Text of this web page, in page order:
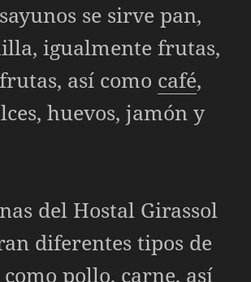
se sirve pan,
igualmente frutas,
así como café,
huevos, jamón y
del Hostal Girassol
diferentes tipos de
pollo, carne, así